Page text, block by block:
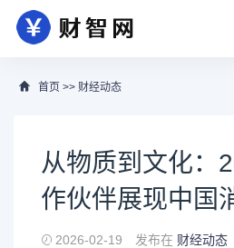
首页 >> 财经动态
从物质到文化：
作伙伴展现中国
2026-02-19 发布在 财经动态